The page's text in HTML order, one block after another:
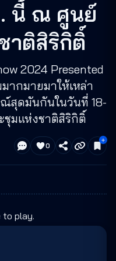
. นี้ ณ ศูนย์
าติสิริกิติ์
2024 Presented
ากมายมาให้เหล่า
ณ์สุดมันกันในวันที่ 18-
มแห่งชาติสิริกิติ์
0
to play.